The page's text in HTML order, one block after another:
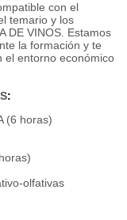
con el
temario y los
DE VINOS. Estamos
la formación y te
el entorno económico
:
(6 horas)
olfativas